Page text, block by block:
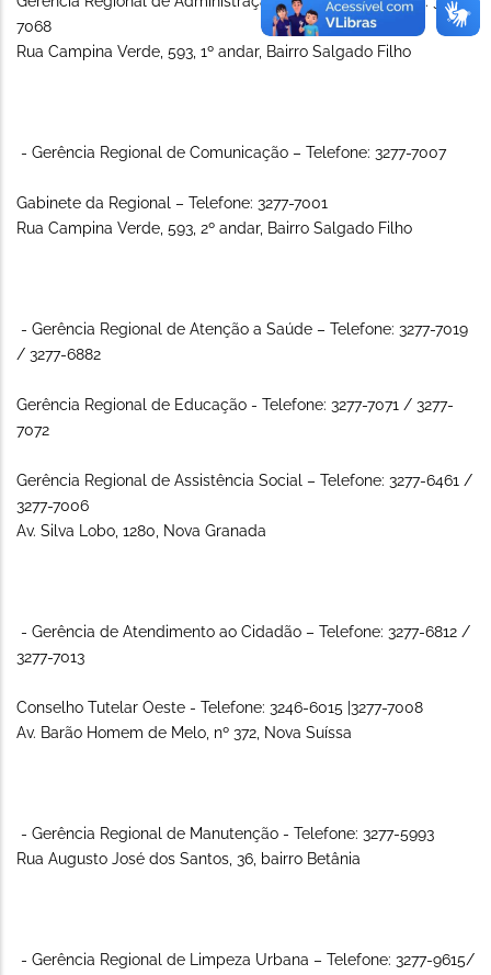
7068
Rua Campina Verde, 593, 1º andar, Bairro Salgado Filho
- Gerência Regional de Comunicação – Telefone: 3277-7007
Gabinete da Regional – Telefone: 3277-7001
Rua Campina Verde, 593, 2º andar, Bairro Salgado Filho
- Gerência Regional de Atenção a Saúde – Telefone: 3277-7019
/ 3277-6882
Gerência Regional de Educação - Telefone: 3277-7071 / 3277-
7072
Gerência Regional de Assistência Social – Telefone: 3277-6461 /
3277-7006
Av. Silva Lobo, 1280, Nova Granada
- Gerência de Atendimento ao Cidadão – Telefone: 3277-6812 /
3277-7013
Conselho Tutelar Oeste - Telefone: 3246-6015 |3277-7008
Av. Barão Homem de Melo, nº 372, Nova Suíssa
- Gerência Regional de Manutenção - Telefone: 3277-5993
Rua Augusto José dos Santos, 36, bairro Betânia
- Gerência Regional de Limpeza Urbana – Telefone: 3277-9615/